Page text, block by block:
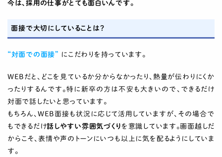
今は、採用の仕事がとても面白いんです。
面接で大切にしていることは？
“対面での面接” にこだわりを持っています。
WEBだと、どこを見ているか分からなかったり、熱量が伝わりにくか
ったりするんです。特に新卒の方は不安も大きいので、できるだけ
対面で話したいと思っています。
もちろん、WEB面接も状況に応じて活用していますが、その場合で
もできるだけ話しやすい雰囲気づくり を意識しています。画面越しだ
からこそ、表情や声のトーンにいつも以上に気を配るようにしていま
す。